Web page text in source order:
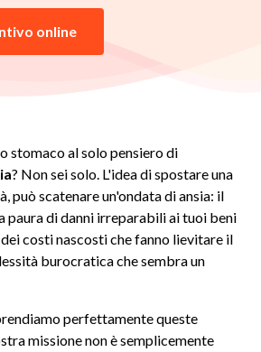
online
stomaco al solo pensiero di
? Non sei solo. L'idea di spostare una
può scatenare un'ondata di ansia: il
paura di danni irreparabili ai tuoi beni
costi nascosti che fanno lievitare il
burocratica che sembra un
perfettamente queste
missione non è semplicemente